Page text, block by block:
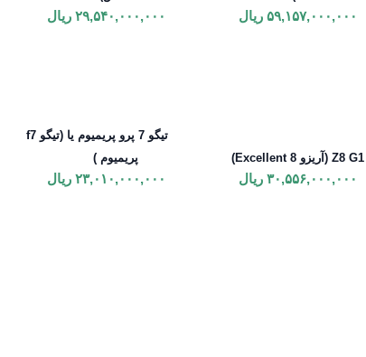
۵۹,۱۵۷,۰۰۰,۰۰۰ ریال ۲۹,۵۴۰,۰۰۰,۰۰۰ ریال
Z8 G1 (آریزو 8 Excellent)
۳۰,۵۵۶,۰۰۰,۰۰۰ ریال
تیگو 7 پرو پریمیوم یا (تیگو f7
پریمیوم )
۲۳,۰۱۰,۰۰۰,۰۰۰ ریال